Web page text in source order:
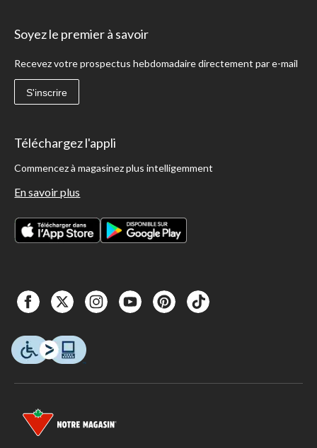
Soyez le premier à savoir
Recevez votre prospectus hebdomadaire directement par e-mail
S'inscrire
Téléchargez l'appli
Commencez à magasinez plus intelligemment
En savoir plus